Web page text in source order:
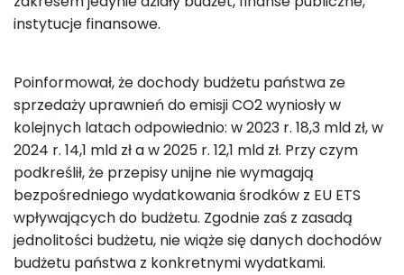
instytucje finansowe.
Poinformował, że dochody budżetu państwa ze
sprzedaży uprawnień do emisji CO2 wyniosły w
kolejnych latach odpowiednio: w 2023 r. 18,3 mld zł, w
2024 r. 14,1 mld zł a w 2025 r. 12,1 mld zł. Przy czym
podkreślił, że przepisy unijne nie wymagają
bezpośredniego wydatkowania środków z EU ETS
wpływających do budżetu. Zgodnie zaś z zasadą
jednolitości budżetu, nie wiąże się danych dochodów
budżetu państwa z konkretnymi wydatkami.